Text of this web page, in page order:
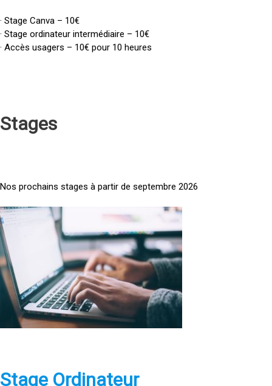
· Stage Canva – 10€
· Stage ordinateur intermédiaire – 10€
· Accès usagers – 10€ pour 10 heures
Stages
Nos prochains stages à partir de septembre 2026
<
a
h
e
f
pStage Ordinateur